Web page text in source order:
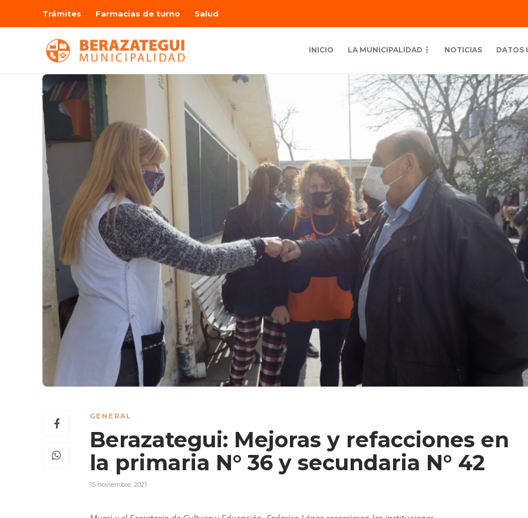
Trámites Farmacias de turno Salud
INICIO LA MUNICIPALIDAD NOTICIAS DATOS
GENERAL
Berazategui: Mejoras y refacciones en
la primaria N° 36 y secundaria N° 42
15 noviembre, 2021